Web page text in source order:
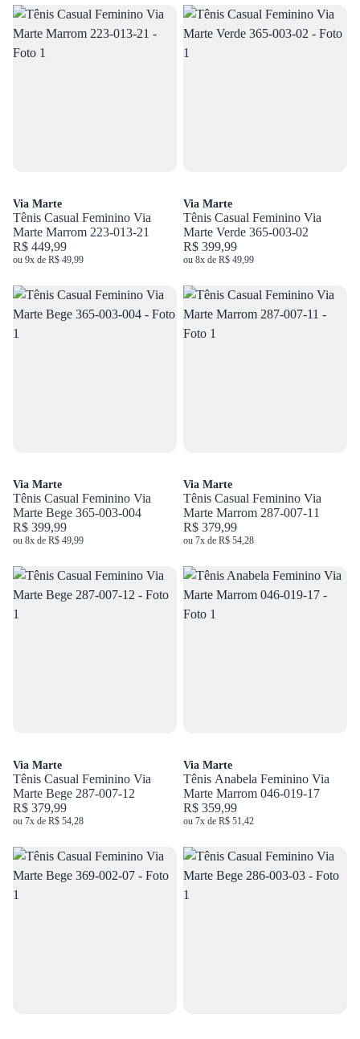
Via Marte
Tênis Casual Feminino Via
Marte Marrom 223-013-21
R$ 449,99
ou 9x de R$ 49,99
Via Marte
Tênis Casual Feminino Via
Marte Verde 365-003-02
R$ 399,99
ou 8x de R$ 49,99
Via Marte
Tênis Casual Feminino Via
Marte Bege 365-003-004
R$ 399,99
ou 8x de R$ 49,99
Via Marte
Tênis Casual Feminino Via
Marte Marrom 287-007-11
R$ 379,99
ou 7x de R$ 54,28
Via Marte
Tênis Casual Feminino Via
Marte Bege 287-007-12
R$ 379,99
ou 7x de R$ 54,28
Via Marte
Tênis Anabela Feminino Via
Marte Marrom 046-019-17
R$ 359,99
ou 7x de R$ 51,42